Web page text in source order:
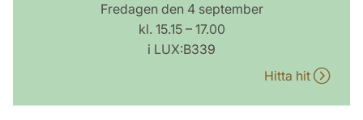
Fredagen den 4 september
kl. 15.15 – 17.00
i LUX:B339
Hitta hit